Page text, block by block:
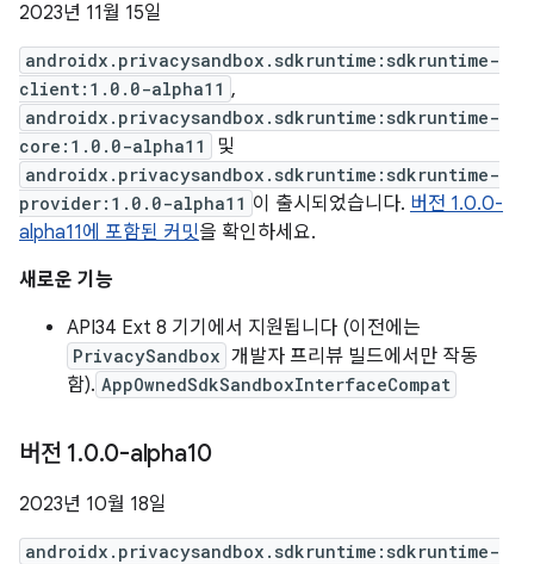
2023년 11월 15일
androidx.privacysandbox.sdkruntime:sdkruntime-
client:1.0.0-alpha11 ,
androidx.privacysandbox.sdkruntime:sdkruntime-
core:1.0.0-alpha11
및
androidx.privacysandbox.sdkruntime:sdkruntime-
provider:1.0.0-alpha11 이 출시되었습니다. 버전 1.0.0-
alpha11에 포함된 커밋을 확인하세요.
새로운 기능
API34 Ext 8 기기에서 지원됩니다 (이전에는
PrivacySandbox 개발자 프리뷰 빌드에서만 작동
함). AppOwnedSdkSandboxInterfaceCompat
버전 1.0.0-alpha10
2023년 10월 18일
androidx.privacysandbox.sdkruntime:sdkruntime-